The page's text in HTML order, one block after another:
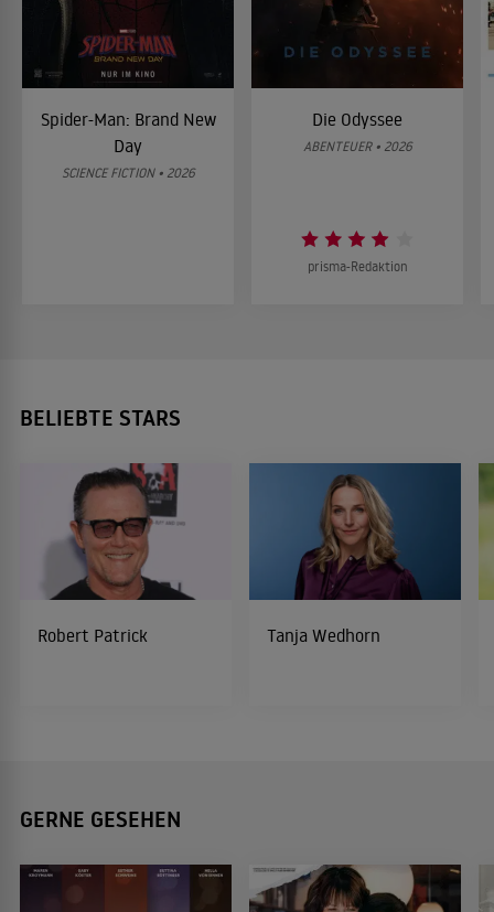
Spider-Man: Brand New
Day
SCIENCE FICTION • 2026
Die Odyssee
ABENTEUER • 2026
prisma-Redaktion
BELIEBTE STARS
Robert Patrick Tanja Wedhorn
GERNE GESEHEN